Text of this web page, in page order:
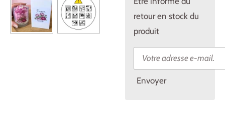
retour en stock du
produit
Envoyer